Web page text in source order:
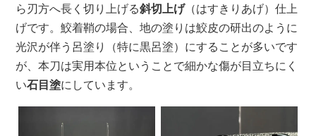
ら刃方へ長く切り上げる斜切上げ（はすきりあげ）仕上
げです。鮫着鞘の場合、地の塗りは鮫皮の研出のように
光沢が伴う呂塗り（特に黒呂塗）にすることが多いです
が、本刀は実用本位ということで細かな傷が目立ちにく
い石目塗にしています。